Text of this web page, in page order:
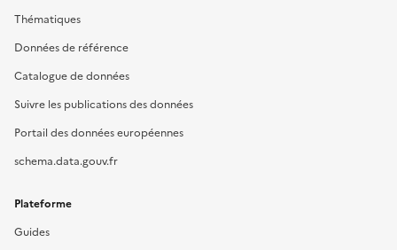
Thématiques
Données de référence
Catalogue de données
Suivre les publications des données
Portail des données européennes
schema.data.gouv.fr
Plateforme
Guides